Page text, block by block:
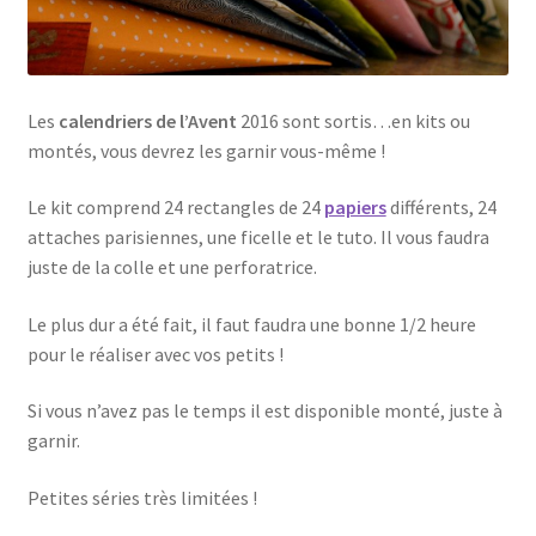
Les calendriers de l’Avent 2016 sont sortis…en kits ou
montés, vous devrez les garnir vous-même !
Le kit comprend 24 rectangles de 24 papiersdifférents, 24
attaches parisiennes, une ficelle et le tuto. Il vous faudra
juste de la colle et une perforatrice.
Le plus dur a été fait, il faut faudra une bonne 1/2 heure
pour le réaliser avec vos petits !
Si vous n’avez pas le temps il est disponible monté, juste à
garnir.
Petites séries très limitées !